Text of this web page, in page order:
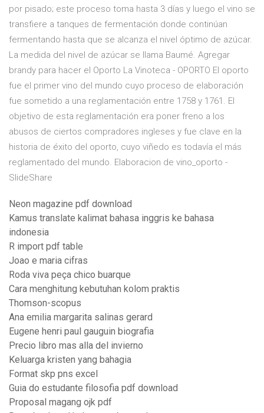
por pisado; este proceso toma hasta 3 días y luego el vino se
transfiere a tanques de fermentación donde continúan
fermentando hasta que se alcanza el nivel óptimo de azúcar.
La medida del nivel de azúcar se llama Baumé. Agregar
brandy para hacer el Oporto La Vinoteca - OPORTO El oporto
fue el primer vino del mundo cuyo proceso de elaboración
fue sometido a una reglamentación entre 1758 y 1761. El
objetivo de esta reglamentación era poner freno a los
abusos de ciertos compradores ingleses y fue clave en la
historia de éxito del oporto, cuyo viñedo es todavía el más
reglamentado del mundo. Elaboracion de vino_oporto -
SlideShare
Neon magazine pdf download
Kamus translate kalimat bahasa inggris ke bahasa
indonesia
R import pdf table
Joao e maria cifras
Roda viva peça chico buarque
Cara menghitung kebutuhan kolom praktis
Thomson-scopus
Ana emilia margarita salinas gerard
Eugene henri paul gauguin biografia
Precio libro mas alla del invierno
Keluarga kristen yang bahagia
Format skp pns excel
Guia do estudante filosofia pdf download
Proposal magang ojk pdf